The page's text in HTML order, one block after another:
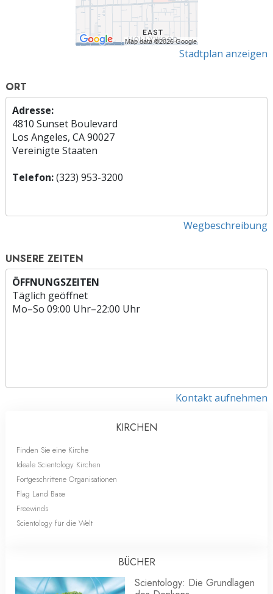
Stadtplan anzeigen
ORT
Adresse:
4810 Sunset Boulevard
Los Angeles, CA 90027
Vereinigte Staaten
Telefon:(323) 953-3200
Wegbeschreibung
UNSERE ZEITEN
ÖFFNUNGSZEITEN
Täglich geöffnet
Mo–So 09:00 Uhr–22:00 Uhr
Kontakt aufnehmen
KIRCHEN
Finden Sie eine Kirche
Ideale Scientology Kirchen
Fortgeschrittene Organisationen
Flag Land Base
Freewinds
Scientology für die Welt
BÜCHER
Scientology: Die Grundlagen